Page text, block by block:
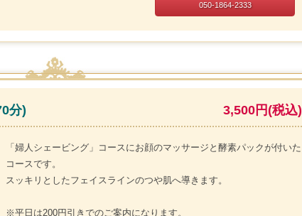
050-1864-2333
分) 3,500円(税込)
「婦人シェービング」コースにお顔のマッサージと酵素パックが付いた
コースです。
スッキリとしたフェイスラインのつや肌へ導きます。
※平日は200円引きでのご案内になります。